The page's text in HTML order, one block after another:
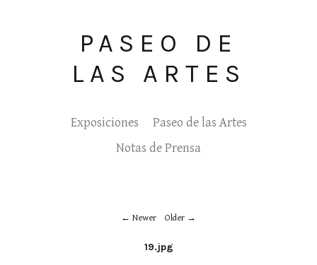
PASEO DE
LAS ARTES
Exposiciones
Paseo de las Artes
Notas de Prensa
Newer Older
19.jpg